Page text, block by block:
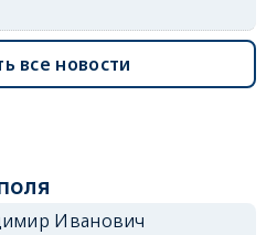
все новости
Иванович